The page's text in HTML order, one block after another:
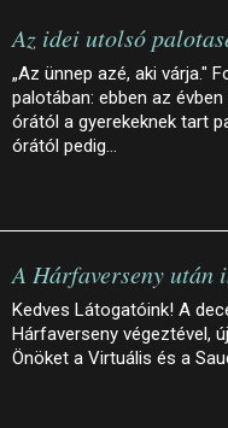
Az idei utolsó
„Az ünnep azé, aki várja."
palotában: ebben az
órától a gyerekeknek tart
órától pedig…
A Hárfaverseny után
Kedves Látogatóink! A
Hárfaverseny végeztével,
Önöket a Virtuális és a